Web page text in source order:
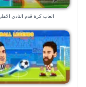
العاب كرة قدم النادي الاهلي